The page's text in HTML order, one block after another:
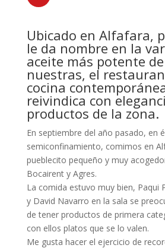
Ubicado en Alfafara,
le da nombre en la
aceite más potente
nuestras, el
cocina
reivindica con
productos de la zona.
En septiembre del año pasado, en
semiconfinamiento, comimos en
pueblecito pequeño y muy
Bocairent y Agres.
La comida estuvo muy bien, Paqui
y David Navarro en la sala se
de tener productos de primera
con ellos platos que se lo valen.
Me gusta hacer el ejercicio de